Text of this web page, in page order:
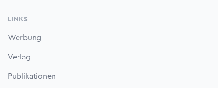
LINKS
Werbung
Verlag
Publikationen